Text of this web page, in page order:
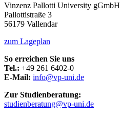
Vinzenz Pallotti University gGmbH
Pallottistraße 3
56179 Vallendar
zum Lageplan
So erreichen Sie uns
Tel.: +49 261 6402-0
E-Mail: info@vp-uni.de
Zur Studienberatung:
studienberatung@vp-uni.de